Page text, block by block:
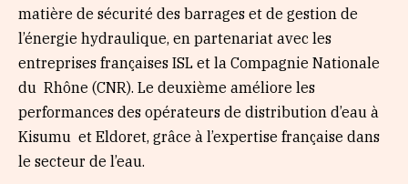
matière de sécurité des barrages et de gestion de
l’énergie hydraulique, en partenariat avec les
entreprises françaises ISL et la Compagnie Nationale
du Rhône (CNR). Le deuxième améliore les
performances des opérateurs de distribution d’eau à
Kisumu et Eldoret, grâce à l’expertise française dans
le secteur de l’eau.